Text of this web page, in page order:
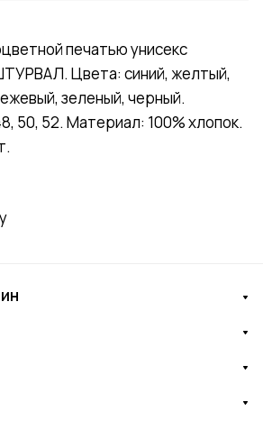
печатью унисекс
Цвета: синий, желтый,
зеленый, черный.
50, 52. Материал: 100% хлопок.